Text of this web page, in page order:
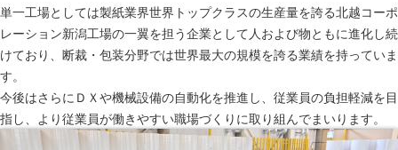
単一工場としては製紙業界世界トップクラスの生産量を誇る北越コーポ
レーション新潟工場の一翼を担う企業として人および物ともに進化し続
けており、断裁・包装分野では世界最大の規模を誇る業績を持っていま
す。
今後はさらにＤＸや機械設備の自動化を推進し、従業員の負担軽減を目
指し、より従業員が働きやすい職場づくりに取り組んでまいります。